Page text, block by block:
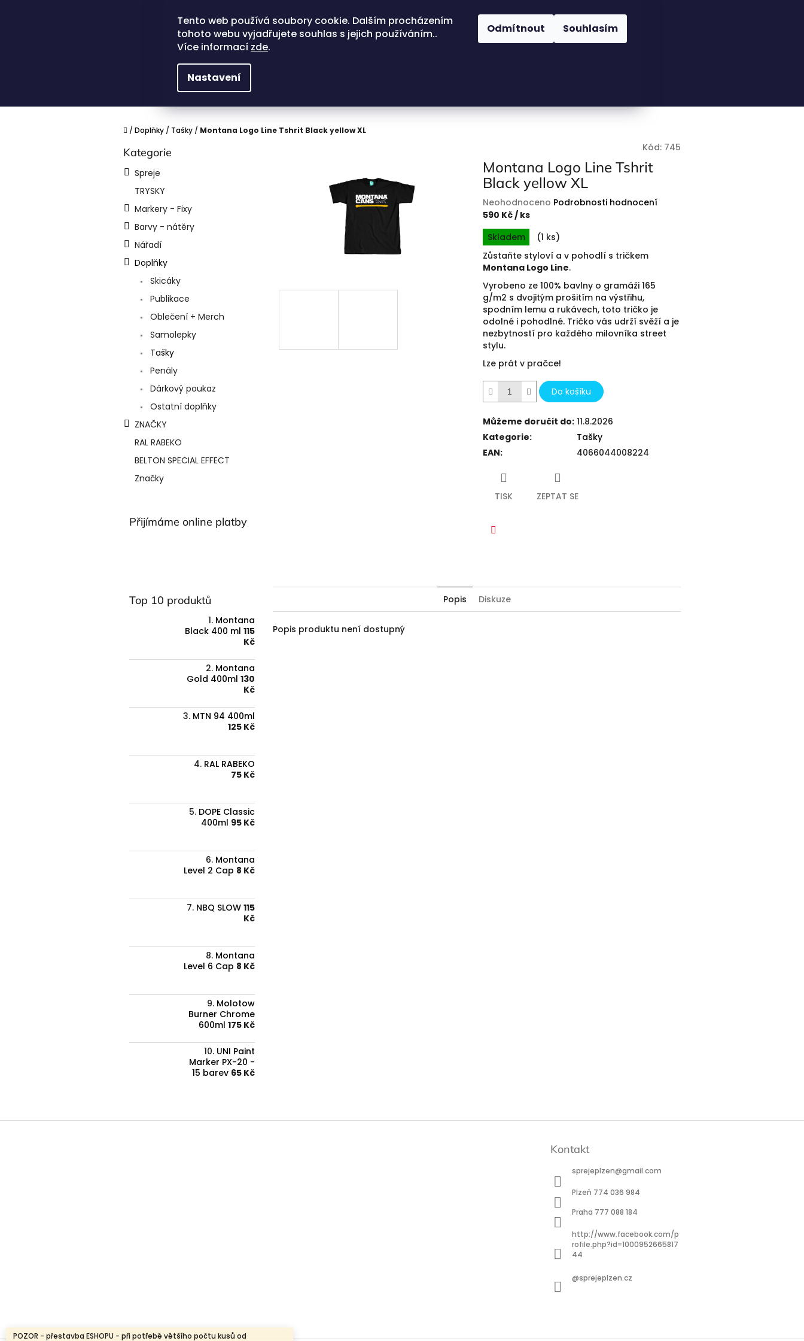
Tento web používá soubory cookie. Dalším procházením
tohoto webu vyjadřujete souhlas s jejich používáním..
Více informací zde.
Nastavení
Odmítnout Souhlasím
POZOR - přestavba ESHOPU - při potřebě většího počtu kusů od
Hledat
Domů
/ Doplňky / Tašky / Montana Logo Line Tshrit Black yellow XL
Přeskočit
Kategorie
Spreje
TRYSKY
Markery - Fixy
Barvy - nátěry
Nářadí
Doplňky
Skicáky
Publikace
Oblečení + Merch
Samolepky
Tašky
Penály
Dárkový poukaz
Ostatní doplňky
ZNAČKY
RAL RABEKO
BELTON SPECIAL EFFECT
Značky
Přijímáme online platby
Top 10 produktů
Montana
Black 400 ml 115
Kč
Montana
Gold 400ml 130
Kč
MTN 94 400ml
125 Kč
RAL RABEKO
75 Kč
DOPE Classic
400ml 95 Kč
Montana
Level 2 Cap 8 Kč
NBQ SLOW 115
Kč
Montana
Level 6 Cap 8 Kč
Molotow
Burner Chrome
600ml 175 Kč
UNI Paint
Marker PX-20 -
15 barev 65 Kč
Kód: 745
Montana Logo Line Tshrit
Black yellow XL
Průměrné
hodnocení
produktu
je
0,0
z
5
hvězdiček.
Neohodnoceno Podrobnosti hodnocení
590 Kč/ ks
Měrná
cena:
Skladem (1 ks)
Zůstaňte styloví a v pohodlí s tričkem
Montana Logo Line.
Vyrobeno ze 100% bavlny o gramáži 165
g/m2 s dvojitým prošitím na výstřihu,
spodním lemu a rukávech, toto tričko je
odolné i pohodlné. Tričko vás udrží svěží a je
nezbytností pro každého milovníka street
stylu.
Lze prát v pračce!
Do košíku
Můžeme doručit do: 11.8.2026
Kategorie:
Tašky
EAN: 4066044008224
TISK ZEPTAT SE
Popis Diskuze
Popis produktu není dostupný
Kontakt
sprejeplzen@gmail.com
Plzeň 774 036 984
Praha 777 088 184
http://www.facebook.com/p
rofile.php?id=1000952665817
44
@sprejeplzen.cz